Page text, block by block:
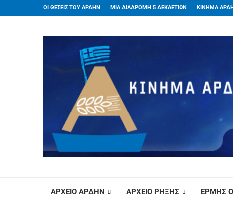
ΟΙ ΘΕΣΕΙΣ ΤΟΥ ΑΡΔΗΝ ΜΙΑ ΔΙΑΔΡΟΜΗ 5 ΔΕΚΑΕΤΙΩΝ ΚΙΝΗΜΑ
ΑΡΧΕΙΟ ΑΡΔΗΝ ΑΡΧΕΙΟ ΡΗΞΗΣ ΕΡΜΗΣ Ο